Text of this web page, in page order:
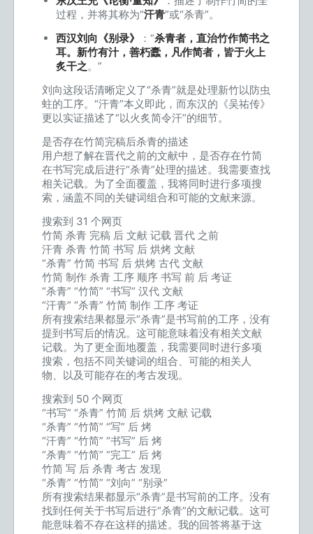
过程，并将其称为“汗青”或“杀青”。
西汉刘向《别录》
：“杀青者，直治竹作简书之
耳。新竹有汁，善朽蠹，凡作简者，皆于火上
炙干之。”
刘向这段话清晰定义了“杀青”就是处理新竹以防虫
蛀的工序。“汗青”本义即此，而东汉的《吴祐传》
更以实证描述了“以火炙简令汗”的细节。
是否存在竹简完稿后杀青的描述
用户想了解在晋代之前的文献中，是否存在竹简
在书写完成后进行“杀青”处理的描述。我需要查找
相关记载。为了全面覆盖，我将同时进行多项搜
索，涵盖不同的关键词组合和可能的文献来源。
搜索到 31 个网页
竹简 杀青 完稿 后 文献 记载 晋代 之前
汗青 杀青 竹简 书写 后 烘烤 文献
“杀青” 竹简 书写 后 烘烤 古代 文献
竹简 制作 杀青 工序 顺序 书写 前 后 考证
“杀青” “竹简” “书写” 汉代 文献
“汗青” “杀青” 竹简 制作 工序 考证
所有搜索结果都显示“杀青”是书写前的工序，没有
提到书写后的情况。这可能意味着没有相关文献
记载。为了更全面地覆盖，我需要同时进行多项
搜索，包括不同关键词的组合、可能的相关人
物、以及可能存在的考古发现。
搜索到 50 个网页
“书写” “杀青” 竹简 后 烘烤 文献 记载
“杀青” “竹简” “写” 后 烤
“汗青” “竹简” “书写” 后 烤
“杀青” “竹简” “完工” 后 烤
竹简 写 后 杀青 考古 发现
“杀青” “竹简” “刘向” “别录”
所有搜索结果都显示“杀青”是书写前的工序。没有
找到任何关于书写后进行“杀青”的文献记载。这可
能意味着不存在这样的描述。我的回答将基于这